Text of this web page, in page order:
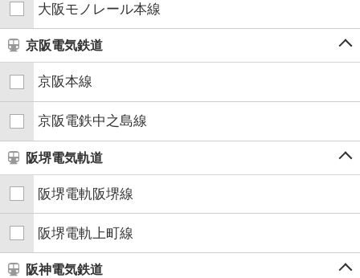
大阪モノレール本線
京阪電気鉄道
京阪本線
京阪電鉄中之島線
阪堺電気軌道
阪堺電軌阪堺線
阪堺電軌上町線
阪神電気鉄道